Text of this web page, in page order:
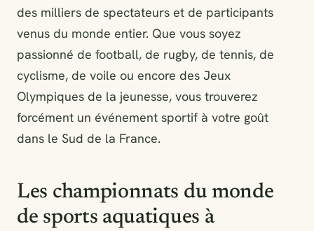
des milliers de spectateurs et de participants
venus du monde entier. Que vous soyez
passionné de football, de rugby, de tennis, de
cyclisme, de voile ou encore des Jeux
Olympiques de la jeunesse, vous trouverez
forcément un événement sportif à votre goût
dans le Sud de la France.
Les championnats du monde
de sports aquatiques à